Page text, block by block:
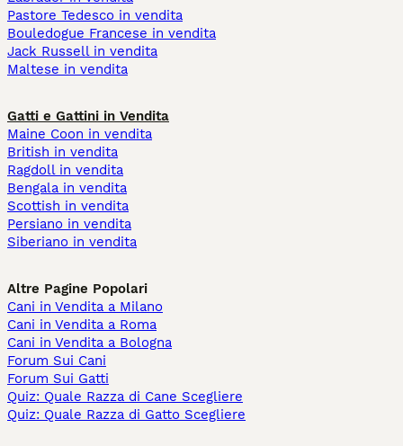
Pastore Tedesco in vendita
Bouledogue Francese in vendita
Jack Russell in vendita
Maltese in vendita
Gatti e Gattini in Vendita
Maine Coon in vendita
British in vendita
Ragdoll in vendita
Bengala in vendita
Scottish in vendita
Persiano in vendita
Siberiano in vendita
Altre Pagine Popolari
Cani in Vendita a Milano
Cani in Vendita a Roma
Cani in Vendita a Bologna
Forum Sui Cani
Forum Sui Gatti
Quiz: Quale Razza di Cane Scegliere
Quiz: Quale Razza di Gatto Scegliere